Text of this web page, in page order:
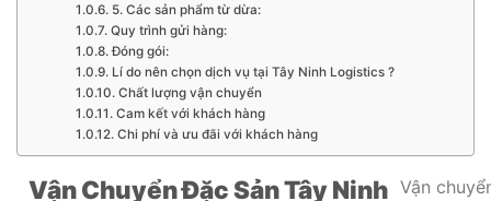
5. Các sản phẩm từ dừa:
Quy trình gửi hàng:
Đóng gói:
Lí do nên chọn dịch vụ tại Tây Ninh Logistics ?
Chất lượng vận chuyển
Cam kết với khách hàng
Chi phí và ưu đãi với khách hàng
Vận Chuyển Đặc Sản Tây Ninh Vận